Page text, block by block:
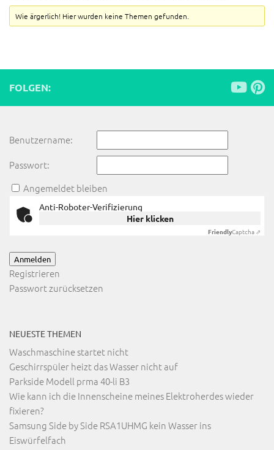
Wie ärgerlich! Hier wurden keine Themen gefunden.
FOLGEN:
Benutzername:
Passwort:
Angemeldet bleiben
Anti-Roboter-Verifizierung
Hier klicken
FriendlyCaptcha ⇗
Anmelden
Registrieren
Passwort zurücksetzen
NEUESTE THEMEN
Waschmaschine startet nicht
Geschirrspüler heizt das Wasser nicht auf
Parkside Modell prma 40-li B3
Wie kann ich die Innenscheine meines Elektroherdes wieder
fixieren?
Samsung Side by Side RSA1UHMG kein Wasser ins
Eiswürfelfach